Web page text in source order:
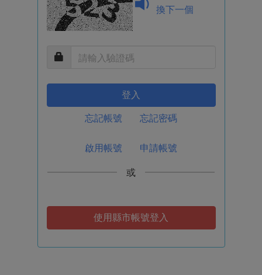
換下一個
登入
忘記帳號 忘記密碼
啟用帳號 申請帳號
或
使用縣市帳號登入